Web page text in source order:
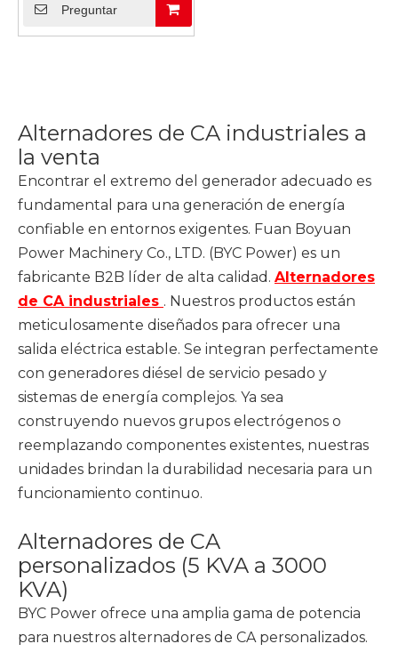
Preguntar
Alternadores de CA industriales a
la venta
Encontrar el extremo del generador adecuado es
fundamental para una generación de energía
confiable en entornos exigentes. Fuan Boyuan
Power Machinery Co., LTD. (BYC Power) es un
fabricante B2B líder de alta calidad. Alternadores
de CA industriales . Nuestros productos están
meticulosamente diseñados para ofrecer una
salida eléctrica estable. Se integran perfectamente
con generadores diésel de servicio pesado y
sistemas de energía complejos. Ya sea
construyendo nuevos grupos electrógenos o
reemplazando componentes existentes, nuestras
unidades brindan la durabilidad necesaria para un
funcionamiento continuo.
Alternadores de CA
personalizados (5 KVA a 3000
KVA)
BYC Power ofrece una amplia gama de potencia
para nuestros alternadores de CA personalizados.